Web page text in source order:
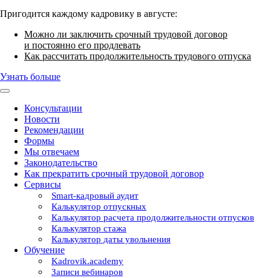
Пригодится каждому кадровику в августе:
Можно ли заключить срочный трудовой договор
и постоянно его продлевать
Как рассчитать продолжительность трудового отпуска
Узнать больше
Консультации
Новости
Рекомендации
Формы
Мы отвечаем
Законодательство
Как прекратить срочный трудовой договор
Сервисы
Smart-кадровый аудит
Калькулятор отпускных
Калькулятор расчета продолжительности отпусков
Калькулятор стажа
Калькулятор даты увольнения
Обучение
Kadrovik.academy
Записи вебинаров